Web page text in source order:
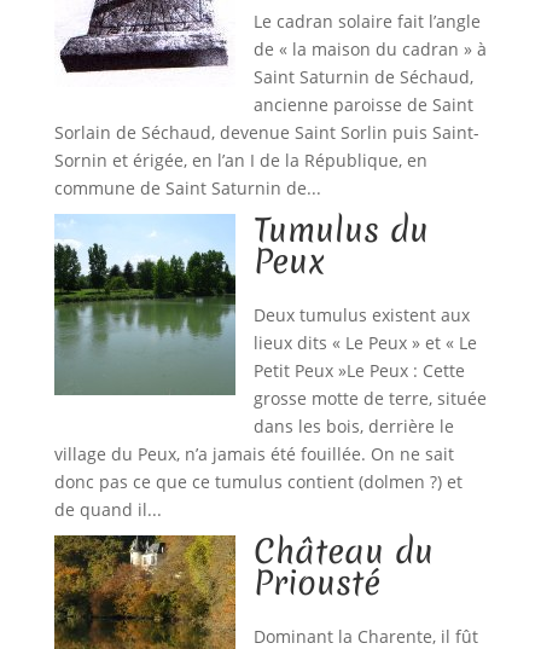
Le cadran solaire fait l’angle
de « la maison du cadran » à
Saint Saturnin de Séchaud,
ancienne paroisse de Saint
Sorlain de Séchaud, devenue Saint Sorlin puis Saint-
Sornin et érigée, en l’an I de la République, en
commune de Saint Saturnin de...
Tumulus du
Peux
Deux tumulus existent aux
lieux dits « Le Peux » et « Le
Petit Peux »Le Peux : Cette
grosse motte de terre, située
dans les bois, derrière le
village du Peux, n’a jamais été fouillée. On ne sait
donc pas ce que ce tumulus contient (dolmen ?) et
de quand il...
Château du
Priousté
Dominant la Charente, il fût